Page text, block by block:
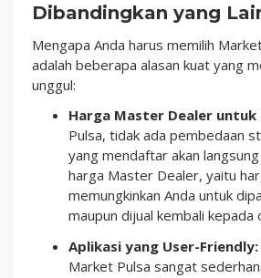
Dibandingkan yang
Mengapa Anda harus memilih
adalah beberapa alasan kuat yang
unggul:
Harga Master Dealer untuk
Pulsa, tidak ada pembedaan
yang mendaftar akan
harga Master Dealer, yaitu
memungkinkan Anda untuk
maupun dijual kembali kepada
Aplikasi yang User-Friendly:
Market Pulsa sangat